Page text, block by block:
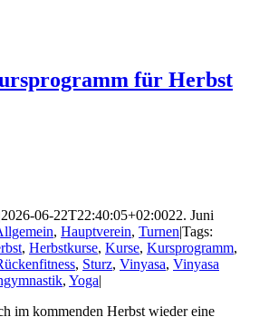
für Herbst
2026-06-22T22:40:05+02:0022. Juni
, Hauptverein, Turnen|Tags:
, Herbstkurse, Kurse, Kursprogramm,
, Sturz, Vinyasa, Vinyasa
, Yoga|
im kommenden Herbst wieder eine